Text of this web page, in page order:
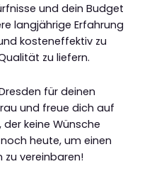
und dein Budget
langjährige Erfahrung
kosteneffektiv zu
zu liefern.
für deinen
und freue dich auf
keine Wünsche
noch heute, um einen
vereinbaren!